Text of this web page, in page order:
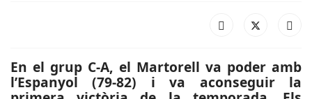
En el grup C-A, el Martorell va poder amb
l’Espanyol (79-82) i va aconseguir la